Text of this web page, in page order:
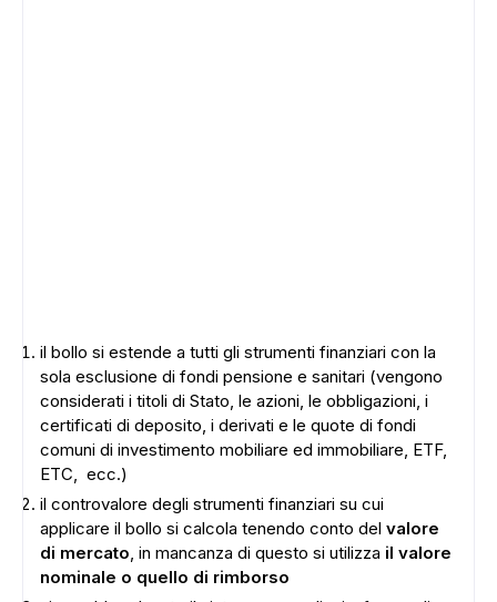
il bollo si estende a tutti gli strumenti finanziari con la
sola esclusione di fondi pensione e sanitari (vengono
considerati i titoli di Stato, le azioni, le obbligazioni, i
certificati di deposito, i derivati e le quote di fondi
comuni di investimento mobiliare ed immobiliare, ETF,
ETC, ecc.)
il controvalore degli strumenti finanziari su cui
applicare il bollo si calcola tenendo conto del valore
di mercato, in mancanza di questo si utilizza il valore
nominale o quello di rimborso